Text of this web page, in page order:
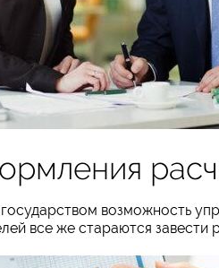
возможность
все же стараются завести